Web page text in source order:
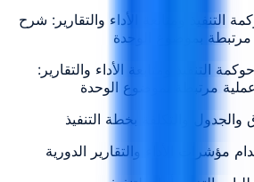
التنفيذ ومتابعة الأداء والتقارير: شرح
بموضوع الوحدة
التنفيذ ومتابعة الأداء والتقارير:
مرتبطة بموضوع الوحدة
والتكلفة بخطة التنفيذ
مؤشرات الأداء والتقارير الدورية